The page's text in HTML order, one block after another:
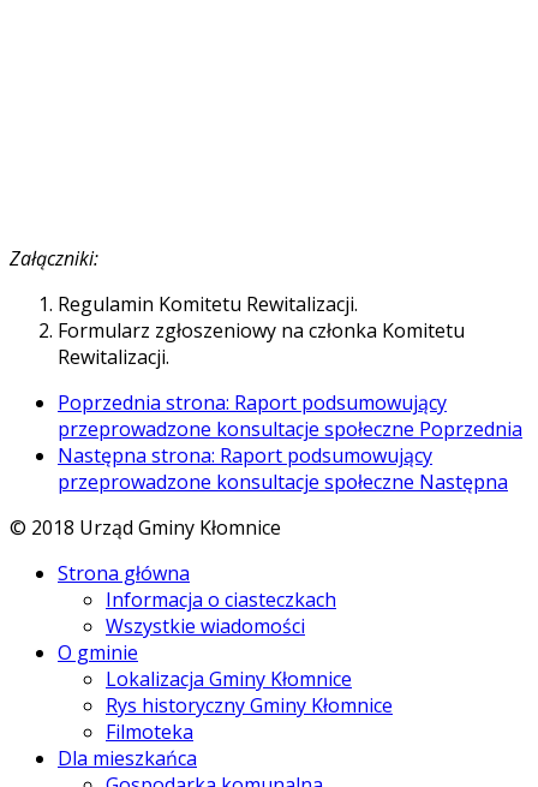
Załączniki:
Regulamin Komitetu Rewitalizacji.
Formularz zgłoszeniowy na członka Komitetu
Rewitalizacji.
Poprzednia strona: Raport podsumowujący
przeprowadzone konsultacje społeczne Poprzednia
Następna strona: Raport podsumowujący
przeprowadzone konsultacje społeczne Następna
© 2018 Urząd Gminy Kłomnice
Strona główna
Informacja o ciasteczkach
Wszystkie wiadomości
O gminie
Lokalizacja Gminy Kłomnice
Rys historyczny Gminy Kłomnice
Filmoteka
Dla mieszkańca